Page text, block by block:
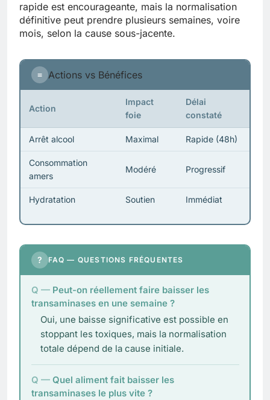
rapide est encourageante, mais la normalisation
définitive peut prendre plusieurs semaines, voire
mois, selon la cause sous-jacente.
≡ Actions vs Bénéfices
Action
Impact
foie
Délai
constaté
Arrêt alcool Maximal Rapide (48h)
Consommation
amers
Modéré Progressif
Hydratation Soutien Immédiat
? FAQ — QUESTIONS FRÉQUENTES
Peut-on réellement faire baisser les
transaminases en une semaine ?
Oui, une baisse significative est possible en
stoppant les toxiques, mais la normalisation
totale dépend de la cause initiale.
Quel aliment fait baisser les
transaminases le plus vite ?